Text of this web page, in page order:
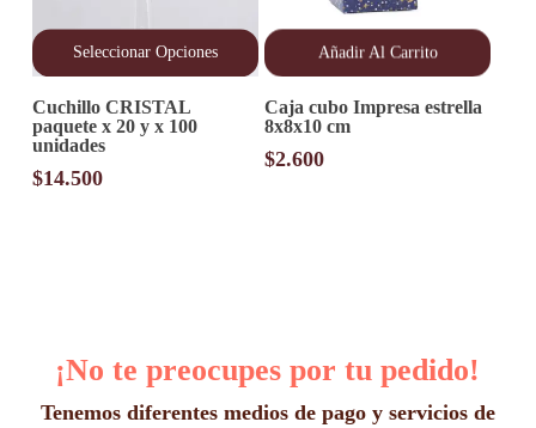
Seleccionar Opciones
producto
tiene
múltiples
variantes.
producto
Cuchillo CRISTAL
paquete x 20 y x 100
unidades
$14.500
Añadir Al Carrito
Caja cubo Impresa estrella
8x8x10 cm
$2.600
¡No te preocupes por tu pedido!
Tenemos diferentes medios de pago y servicios de